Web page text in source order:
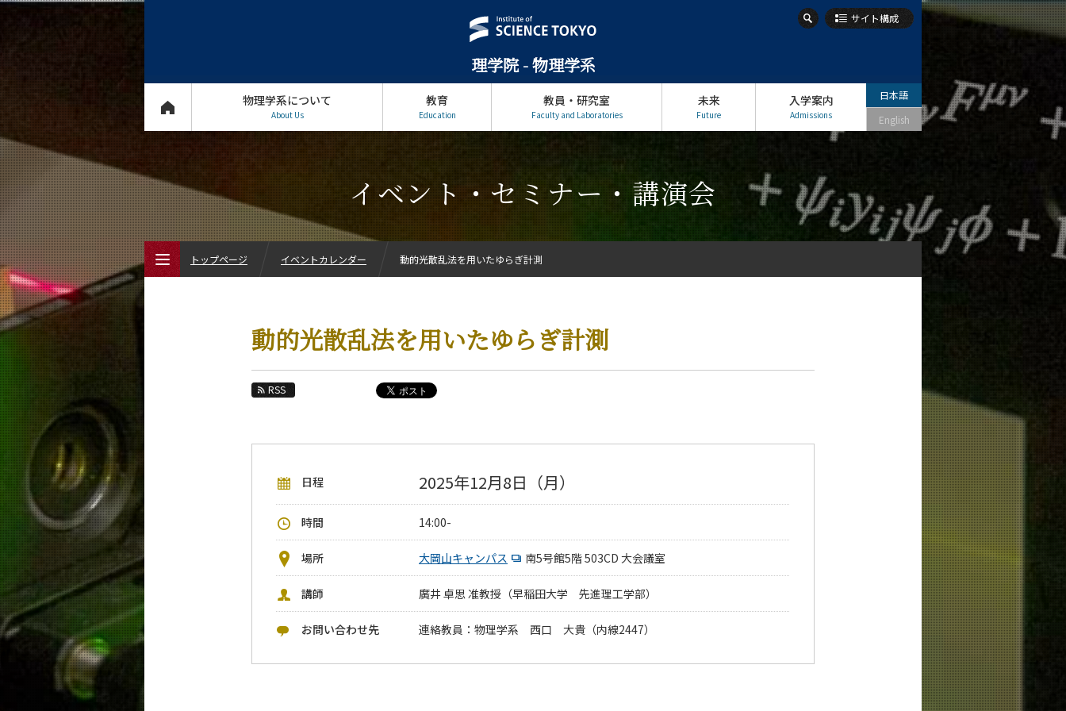
理学院 - 物理学系
サイト構成
物理学系について
About Us
教育
Education
教員・研究室
Faculty and Laboratories
未来
Future
入学案内
Admissions
日本語
English
イベント・セミナー・講演会
動的光散乱法を用いたゆらぎ計測
RSS
日程 2025年12月8日（月）
時間 14:00-
場所 大岡山キャンパス 南5号館5階 503CD 大会議室
講師 廣井 卓思 准教授（早稲田大学 先進理工学部）
お問い合わせ先 連絡教員：物理学系 西口 大貴（内線2447）
トップページ イベントカレンダー 動的光散乱法を用いたゆらぎ計測
物理学系 News&Information
今後の課程別イベント